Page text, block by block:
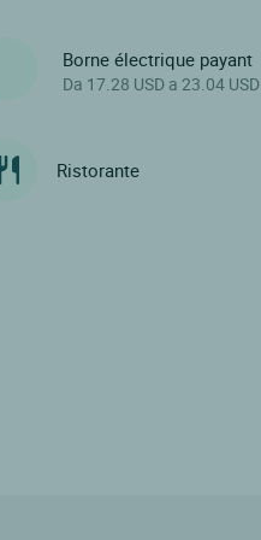
Borne électrique payant
Da 17.28 USD a 23.04 USD
Ristorante